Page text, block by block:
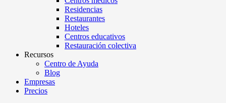
Residencias
Restaurantes
Hoteles
Centros educativos
Restauración colectiva
Recursos
Centro de Ayuda
Blog
Empresas
Precios